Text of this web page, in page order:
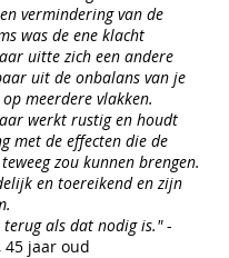
vermindering van de
was de ene klacht
uitte zich een andere
uit de onbalans van je
meerdere vlakken.
werkt rustig en houdt
met de effecten die de
zou kunnen brengen.
en toereikend en zijn
terug als dat nodig is."-
45 jaar oud